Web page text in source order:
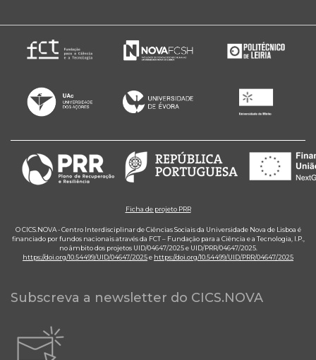
Ficha de projeto PRR
O CICS.NOVA - Centro Interdisciplinar de Ciências Sociais da Universidade Nova de Lisboa é
financiado por fundos nacionais através da FCT – Fundação para a Ciência e a Tecnologia, I.P.,
no âmbito dos projetos UID/04647/2025 e UID/PRR/04647/2025.
https://doi.org/10.54499/UID/04647/2025e https://doi.org/10.54499/UID/PRR/04647/2025
Subscreva a newsletter do CICS.NOVA